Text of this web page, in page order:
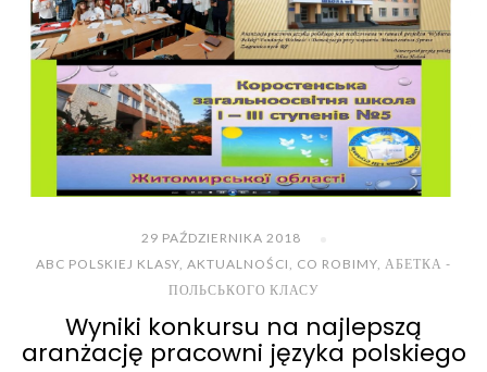
29 PAŹDZIERNIKA 2018
ABC POLSKIEJ KLASY, AKTUALNOŚCI, CO ROBIMY, АБЕТКА -
ПОЛЬСЬКОГО КЛАСУ
Wyniki konkursu na najlepszą
aranżację pracowni języka polskiego